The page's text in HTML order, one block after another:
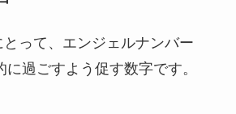
って、エンジェルナンバー
に過ごすよう促す数字です。